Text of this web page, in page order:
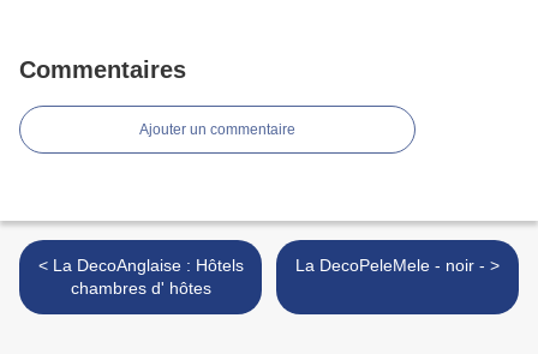
Commentaires
Ajouter un commentaire
< La DecoAnglaise : Hôtels
chambres d' hôtes
La DecoPeleMele - noir - >